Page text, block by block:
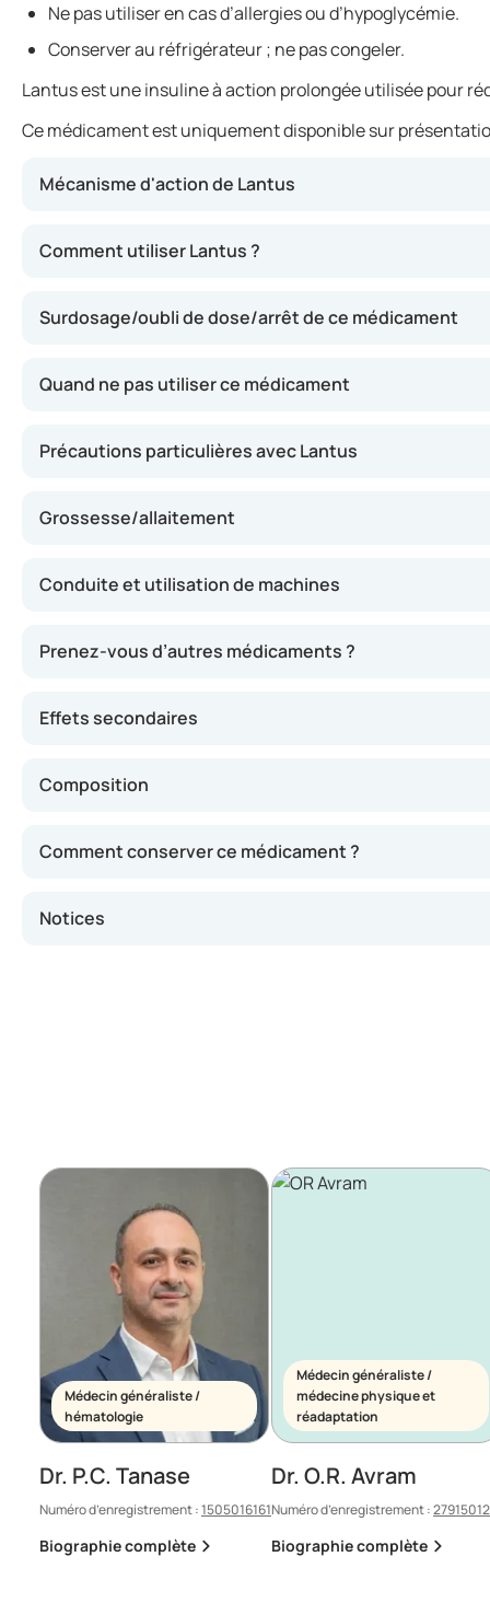
Ne pas utiliser en cas d’allergies ou d’hypoglycémie.
Conserver au réfrigérateur ; ne pas congeler.
Lantus est une insuline à action prolongée utilisée pour
Ce médicament est uniquement disponible sur
Mécanisme d'action de Lantus
Comment utiliser Lantus ?
Surdosage/oubli de dose/arrêt de ce médicament
Quand ne pas utiliser ce médicament
Précautions particulières avec Lantus
Grossesse/allaitement
Conduite et utilisation de machines
Prenez-vous d’autres médicaments ?
Effets secondaires
Composition
Comment conserver ce médicament ?
Notices
Médecin généraliste /
hématologie
Dr. P.C. Tanase
Numéro d’enregistrement :1505016161
Biographie complète
Médecin généraliste /
médecine physique et
réadaptation
Dr. O.R. Avram
Numéro d’enregistrement :
Biographie complète